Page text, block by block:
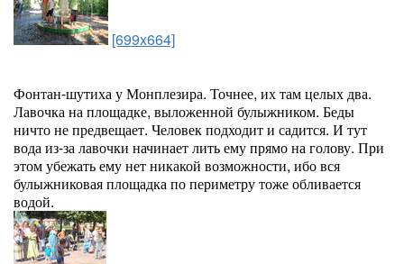
[699x664]
Фонтан-шутиха у Монплезира. Точнее, их там целых два.
Лавочка на площадке, выложенной булыжником. Беды
ничто не предвещает. Человек подходит и садится. И тут
вода из-за лавочки начинает лить ему прямо на голову. При
этом убежать ему нет никакой возможности, ибо вся
булыжниковая площадка по периметру тоже обливается
водой.